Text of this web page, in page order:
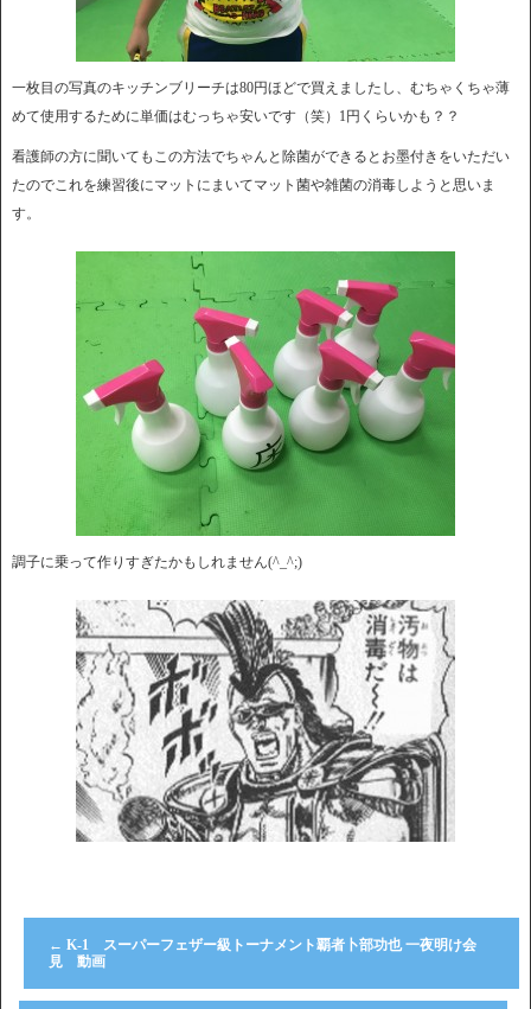
一枚目の写真のキッチンブリーチは80円ほどで買えましたし、むちゃくちゃ薄
めて使用するために単価はむっちゃ安いです（笑）1円くらいかも？？
看護師の方に聞いてもこの方法でちゃんと除菌ができるとお墨付きをいただい
たのでこれを練習後にマットにまいてマット菌や雑菌の消毒しようと思いま
す。
調子に乗って作りすぎたかもしれません(^_^;)
← K-1 スーパーフェザー級トーナメント覇者卜部功也 一夜明け会
見 動画